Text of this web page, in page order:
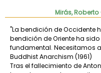
Mirás,
"La bendición de Occidente
bendición de Oriente ha
fundamental. Necesitamos
Buddhist Anarchism (1961)
Tras el fallecimiento de